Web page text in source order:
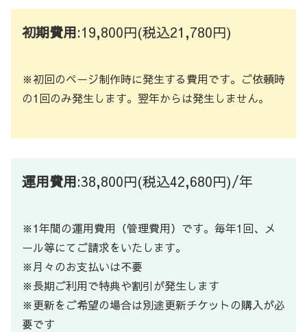
初期費用:19,800円(税込21,780円)
※初回のページ制作時に発生する費用です。ご依頼時
の1回のみ発生します。翌年からは発生しません。
運用費用:38,800円(税込42,680円)/年
※1年間の運用費用（管理費用）です。毎年1回、メ
ール等にてご請求をいたします。
※月々のお支払いは不要
※長期ご利用で特典や割引が発生します
※更新をご希望の場合は別途更新チケットの購入が必
要です